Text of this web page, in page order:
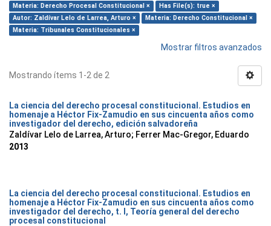
Materia: Derecho Procesal Constitucional ×
Has File(s): true ×
Autor: Zaldívar Lelo de Larrea, Arturo ×
Materia: Derecho Constitucional ×
Materia: Tribunales Constitucionales ×
Mostrar filtros avanzados
Mostrando ítems 1-2 de 2
La ciencia del derecho procesal constitucional. Estudios en
homenaje a Héctor Fix-Zamudio en sus cincuenta años como
investigador del derecho, edición salvadoreña
Zaldívar Lelo de Larrea, Arturo; Ferrer Mac-Gregor, Eduardo
2013
La ciencia del derecho procesal constitucional. Estudios en
homenaje a Héctor Fix-Zamudio en sus cincuenta años como
investigador del derecho, t. I, Teoría general del derecho
procesal constitucional